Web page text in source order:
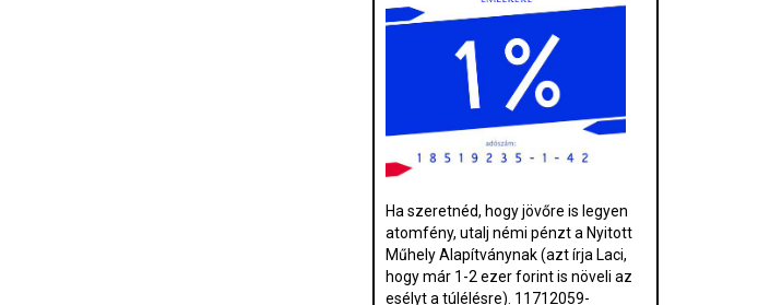
Ha szeretnéd, hogy jövőre is legyen
atomfény, utalj némi pénzt a Nyitott
Műhely Alapítványnak (azt írja Laci,
hogy már 1-2 ezer forint is növeli az
esélyt a túlélésre). 11712059-